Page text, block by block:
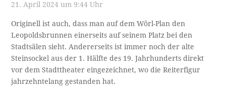
21. April 2024 um 9:44 Uhr
Originell ist auch, dass man auf dem Wörl-Plan den
Leopoldsbrunnen einerseits auf seinem Platz bei den
Stadtsälen sieht. Andererseits ist immer noch der alte
Steinsockel aus der 1. Hälfte des 19. Jahrhunderts direkt
vor dem Stadttheater eingezeichnet, wo die Reiterfigur
jahrzehntelang gestanden hat.